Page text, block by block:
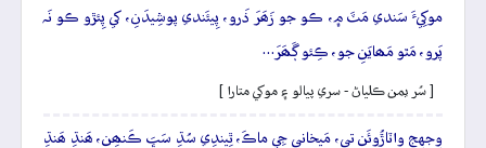
موکِيءَ سَندي مَٽَ ۾، ڪو جو زَھَرَ ذَرو، پِيئَندي پوشِيدَنِ، کي پِئڙو ڪو نَہ
پَرو، مَٿو مَھايَنِ جو، ڪِئو ڳَھَرَ…
[ سُر يمن ڪلياڻ - سري پيالو ۽ موکي متارا ]
وِجهِج واٽاڙُوئَن تي، مَيخاني جِي ماڪَ، ٿِيندِي سُڌِ سَڀَ ڪَنھِن، ھَنڌِ ھَنڌِ